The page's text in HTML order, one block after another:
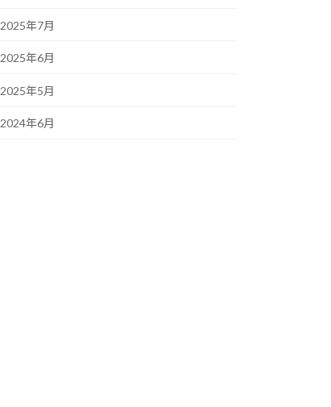
2025年7月
2025年6月
2025年5月
2024年6月